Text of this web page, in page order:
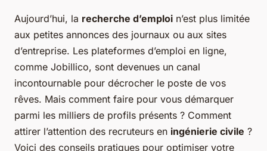
Aujourd’hui, la recherche d’emploi n’est plus limitée
aux petites annonces des journaux ou aux sites
d’entreprise. Les plateformes d’emploi en ligne,
comme Jobillico, sont devenues un canal
incontournable pour décrocher le poste de vos
rêves. Mais comment faire pour vous démarquer
parmi les milliers de profils présents ? Comment
attirer l’attention des recruteurs en ingénierie civile ?
Voici des conseils pratiques pour optimiser votre